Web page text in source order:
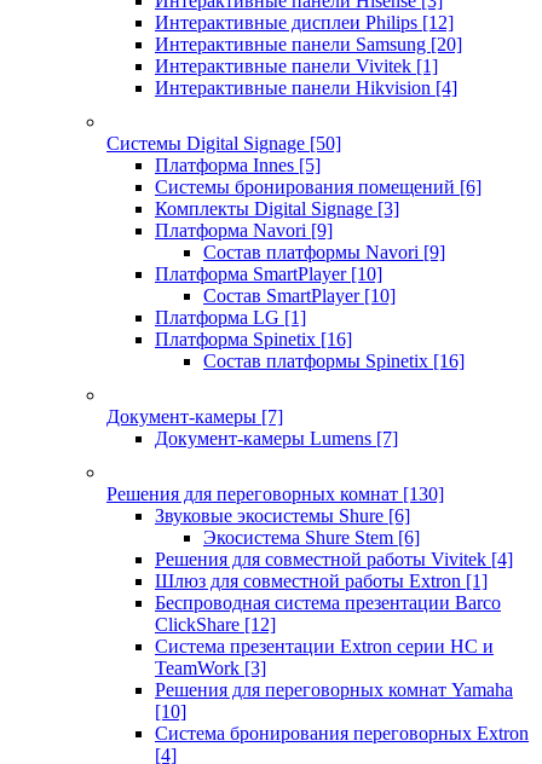
Интерактивные дисплеи Philips [12]
Интерактивные панели Samsung [20]
Интерактивные панели Vivitek [1]
Интерактивные панели Hikvision [4]
Системы Digital Signage [50]
Платформа Innes [5]
Системы бронирования помещений [6]
Комплекты Digital Signage [3]
Платформа Navori [9]
Состав платформы Navori [9]
Платформа SmartPlayer [10]
Состав SmartPlayer [10]
Платформа LG [1]
Платформа Spinetix [16]
Состав платформы Spinetix [16]
Документ-камеры [7]
Документ-камеры Lumens [7]
Решения для переговорных комнат [130]
Звуковые экосистемы Shure [6]
Экосистема Shure Stem [6]
Решения для совместной работы Vivitek [4]
Шлюз для совместной работы Extron [1]
Беспроводная система презентации Barco
ClickShare [12]
Система презентации Extron серии HC и
TeamWork [3]
Решения для переговорных комнат Yamaha
[10]
Система бронирования переговорных Extron
[4]